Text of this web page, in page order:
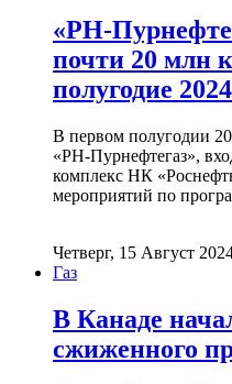
«РН-
почти 20 млн
полугодие 2024
В первом полугодии
«РН-Пурнефтегаз»,
комплекс НК
мероприятий по
Четверг, 15 Август
Газ
В Канаде
сжиженного